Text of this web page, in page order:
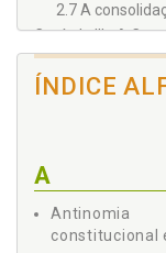
2.7 A
Capítulo III - A
3.1 A
3.2
Capítulo IV - A
4.1 Estado
constitucional.,
ÍNDICE
A
Antinomia
constitucional